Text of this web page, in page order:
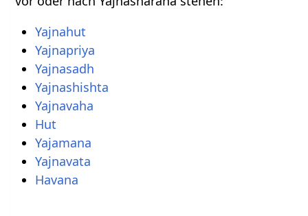
Yajnahut
Yajnapriya
Yajnasadh
Yajnashishta
Yajnavaha
Hut
Yajamana
Yajnavata
Havana